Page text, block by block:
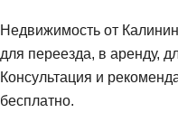
Недвижимость от
для переезда, в аренду,
Консультация и
бесплатно.